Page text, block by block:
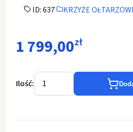
ID: 637 KRZYŻE
1 799,00zł
Ilość: